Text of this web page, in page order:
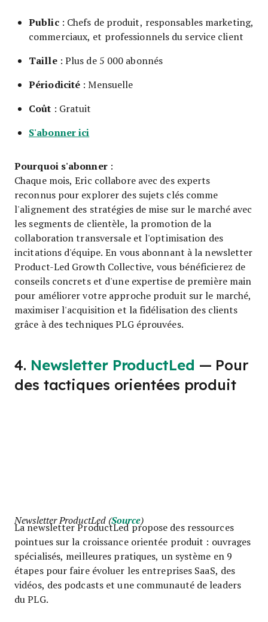
Public: Chefs de produit, responsables marketing,
commerciaux, et professionnels du service client
Taille: Plus de 5 000 abonnés
Périodicité : Mensuelle
Coût : Gratuit
S'abonner ici
Pourquoi s'abonner:
Chaque mois, Eric collabore avec des experts
reconnus pour explorer des sujets clés comme
l'alignement des stratégies de mise sur le marché avec
les segments de clientèle, la promotion de la
collaboration transversale et l'optimisation des
incitations d'équipe. En vous abonnant à la newsletter
Product-Led Growth Collective, vous bénéficierez de
conseils concrets et d'une expertise de première main
pour améliorer votre approche produit sur le marché,
maximiser l'acquisition et la fidélisation des clients
grâce à des techniques PLG éprouvées.
4. Newsletter ProductLed — Pour
des tactiques orientées produit
Newsletter ProductLed (Source)
La newsletter ProductLed propose des ressources
pointues sur la croissance orientée produit : ouvrages
spécialisés, meilleures pratiques, un système en 9
étapes pour faire évoluer les entreprises SaaS, des
vidéos, des podcasts et une communauté de leaders
du PLG.